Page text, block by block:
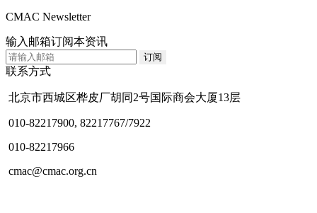
CMAC Newsletter
输入邮箱订阅本资讯
联系方式
北京市西城区桦皮厂胡同2号国际商会大厦13层
010-82217900, 82217767/7922
010-82217966
cmac@cmac.org.cn